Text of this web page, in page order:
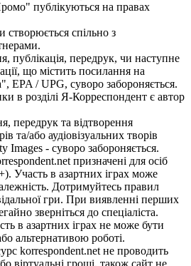
публікуються на правах
створюється спільно з
публікація, передрук, чи наступне
що містить посилання на
EPA / UPG, суворо забороняється.
в розділі Я-Корреспондент є автор
передрук та відтворення
та/або аудіовізуальних творів
Images - суворо забороняється.
призначені для осіб
Участь в азартних іграх може
Дотримуйтесь правил
гри. При виявленні перших
зверніться до спеціаліста.
в азартних іграх не може бути
альтернативою роботі.
korrespondent.net не проводить
віртуальні гроші, також сайт не